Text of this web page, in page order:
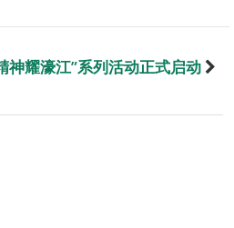
神耀濠江”系列活动正式启动